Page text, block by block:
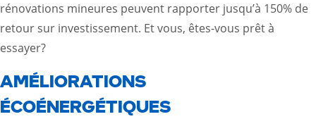
rénovations mineures peuvent rapporter jusqu’à 150% de
retour sur investissement. Et vous, êtes-vous prêt à
essayer?
AMÉLIORATIONS
ÉCOÉNERGÉTIQUES